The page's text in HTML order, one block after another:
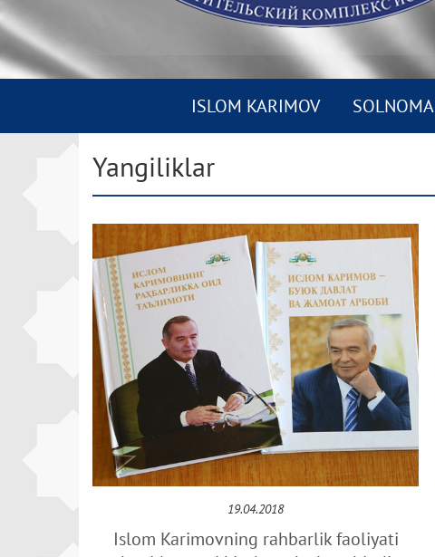
ISLOM KARIMOV SOLNOMA
Yangiliklar
19.04.2018
Islom Karimovning rahbarlik faoliyati